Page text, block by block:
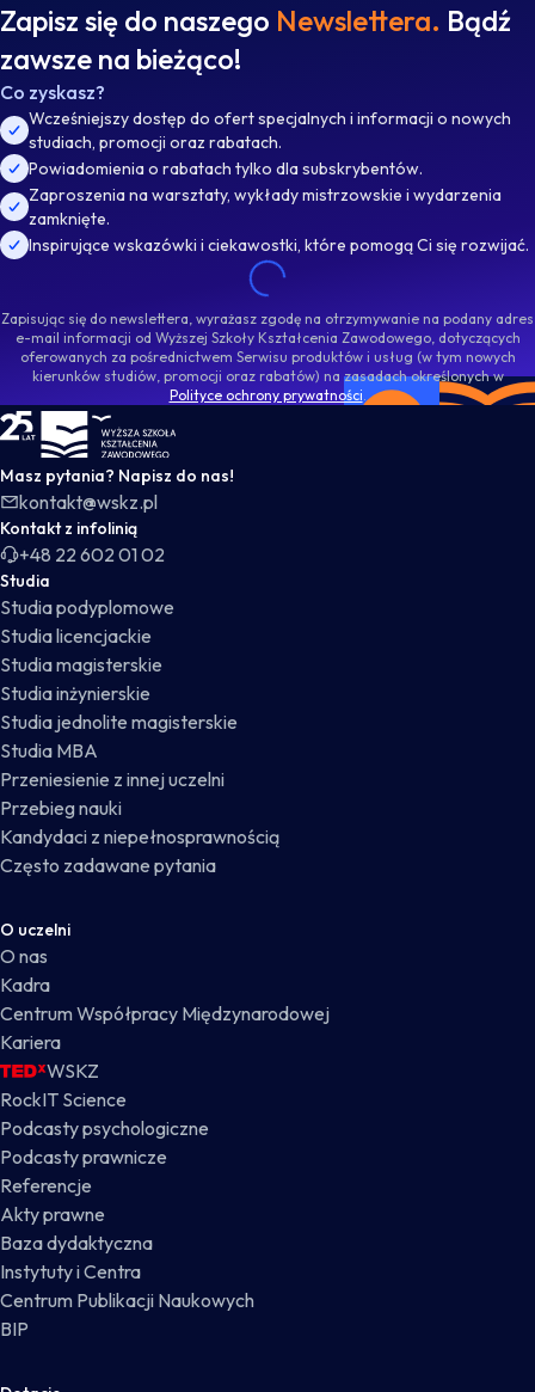
Zapisz się do naszego Newslettera. Bądź
zawsze na bieżąco!
Co zyskasz?
Wcześniejszy dostęp do ofert specjalnych i informacji o nowych
studiach, promocji oraz rabatach.
Powiadomienia o rabatach tylko dla subskrybentów.
Zaproszenia na warsztaty, wykłady mistrzowskie i wydarzenia
zamknięte.
Inspirujące wskazówki i ciekawostki, które pomogą Ci się rozwijać.
Zapisując się do newslettera, wyrażasz zgodę na otrzymywanie na podany adres
e-mail informacji od Wyższej Szkoły Kształcenia Zawodowego, dotyczących
oferowanych za pośrednictwem Serwisu produktów i usług (w tym nowych
kierunków studiów, promocji oraz rabatów) na zasadach określonych w
Polityce ochrony prywatności
WSKZ - strona główna
Masz pytania? Napisz do nas!
kontakt@wskz.pl
Kontakt z infolinią
+48 22 602 01 02
Studia
Studia podyplomowe
Studia licencjackie
Studia magisterskie
Studia inżynierskie
Studia jednolite magisterskie
Studia MBA
Przeniesienie z innej uczelni
Przebieg nauki
Kandydaci z niepełnosprawnością
Często zadawane pytania
O uczelni
O nas
Kadra
Centrum Współpracy Międzynarodowej
Kariera
WSKZ
RockIT Science
Podcasty psychologiczne
Podcasty prawnicze
Referencje
Akty prawne
Baza dydaktyczna
Instytuty i Centra
Centrum Publikacji Naukowych
BIP